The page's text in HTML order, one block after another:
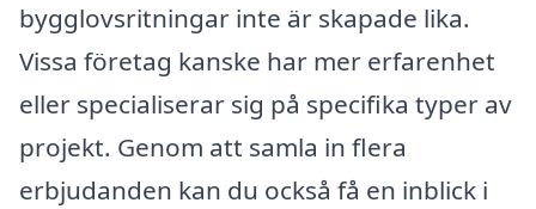
bygglovsritningar inte är skapade lika.
Vissa företag kanske har mer erfarenhet
eller specialiserar sig på specifika typer av
projekt. Genom att samla in flera
erbjudanden kan du också få en inblick i